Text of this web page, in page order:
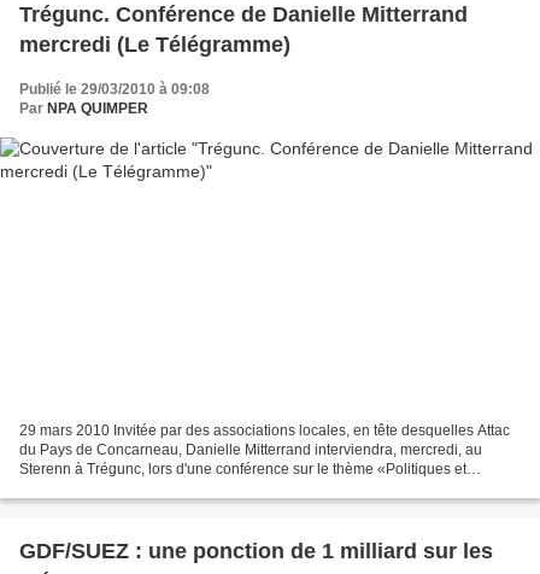
Trégunc. Conférence de Danielle Mitterrand
mercredi (Le Télégramme)
Publié le 29/03/2010 à 09:08
Par NPA QUIMPER
29 mars 2010 Invitée par des associations locales, en tête desquelles Attac
du Pays de Concarneau, Danielle Mitterrand interviendra, mercredi, au
Sterenn à Trégunc, lors d'une conférence sur le thème «Politiques et
GDF/SUEZ : une ponction de 1 milliard sur les